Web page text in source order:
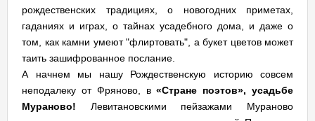
рождественских традициях, о новогодних приметах,
гаданиях и играх, о тайнах усадебного дома, и даже о
том, как камни умеют "флиртовать", а букет цветов может
таить зашифрованное послание.
А начнем мы нашу Рождественскую историю совсем
неподалеку от Фряново, в«Стране поэтов», усадьбе
Мураново! Левитановскими пейзажами Мураново